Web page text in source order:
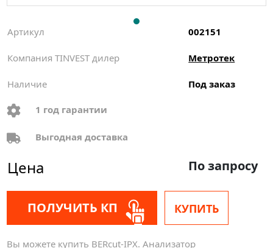
Артикул 002151
Компания TINVEST дилер Метротек
Наличие Под заказ
1 год гарантии
Выгодная доставка
Цена По запросу
ПОЛУЧИТЬ КП КУПИТЬ
Вы можете купить BERcut-IPX. Анализатор